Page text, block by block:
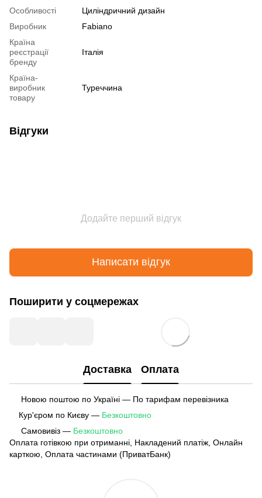
Особливості
Циліндричний дизайн
Виробник
Fabiano
Країна
реєстрації
бренду
Італія
Країна-
виробник
товару
Туреччина
Відгуки
Додайте перший відгук
Написати відгук
Поширити у соцмережах
Доставка Оплата
Новою поштою по Україні — По тарифам перевізника
Кур'єром по Києву — Безкоштовно
Самовивіз — Безкоштовно
Оплата готівкою при отриманні, Накладений платіж, Онлайн
карткою, Оплата частинами (ПриватБанк)